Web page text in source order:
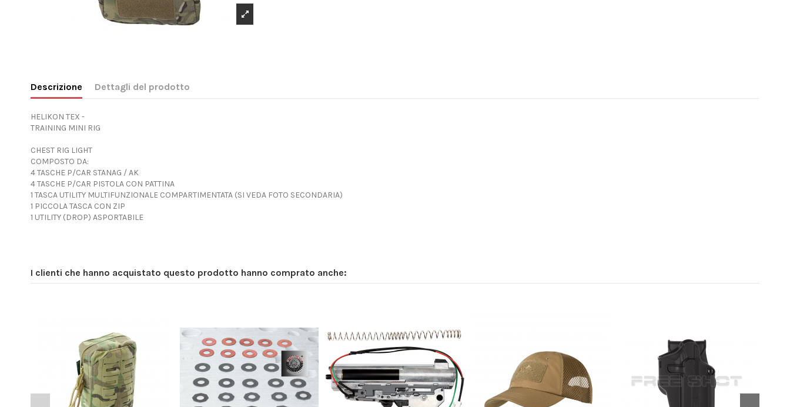
Descrizione Dettagli del prodotto
HELIKON TEX -
TRAINING MINI RIG
CHEST RIG LIGHT
COMPOSTO DA:
4 TASCHE P/CAR STANAG / AK
4 TASCHE P/CAR PISTOLA CON PATTINA
1 TASCA UTILITY MULTIFUNZIONALE COMPARTIMENTATA (SI VEDA FOTO SECONDARIA)
1 PICCOLA TASCA CON ZIP
1 UTILITY (DROP) ASPORTABILE
I clienti che hanno acquistato questo prodotto hanno comprato anche: